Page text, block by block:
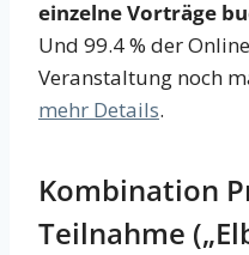
einzelne Vorträge
Und 99.4 % der
Veranstaltung noch
mehr Details.
Kombination
Teilnahme